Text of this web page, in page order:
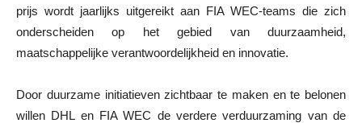
prijs wordt jaarlijks uitgereikt aan FIA WEC-teams die zich
onderscheiden op het gebied van duurzaamheid,
maatschappelijke verantwoordelijkheid en innovatie.
Door duurzame initiatieven zichtbaar te maken en te belonen
willen DHL en FIA WEC de verdere verduurzaming van de